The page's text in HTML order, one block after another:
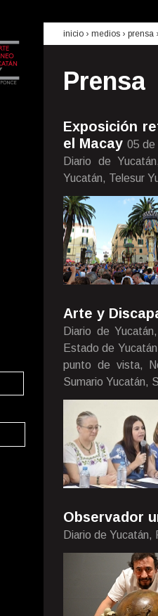
inicio › medios › prensa
Prensa
Exposición
el Macay 05 de
Diario de
Yucatán, Telesur
Arte y
Diario de
Estado de
punto de vista,
Sumario Yucatán,
Observador
Diario de